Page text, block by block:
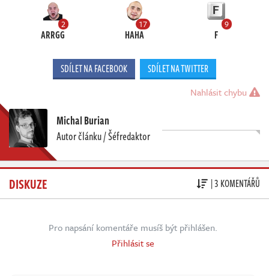
2
ARRGG
17
HAHA
9
F
SDÍLET NA FACEBOOK SDÍLET NA TWITTER
Nahlásit chybu
Michal Burian
Autor článku / Šéfredaktor
DISKUZE | 3 KOMENTÁŘŮ
Pro napsání komentáře musíš být přihlášen.
Přihlásit se